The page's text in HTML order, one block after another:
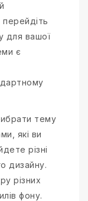
для вашої
є
тему
які ви
різні
дизайну.
різних
фону.